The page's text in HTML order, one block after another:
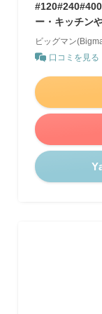
ー・キッチン
ビッグマン
口コミを見る